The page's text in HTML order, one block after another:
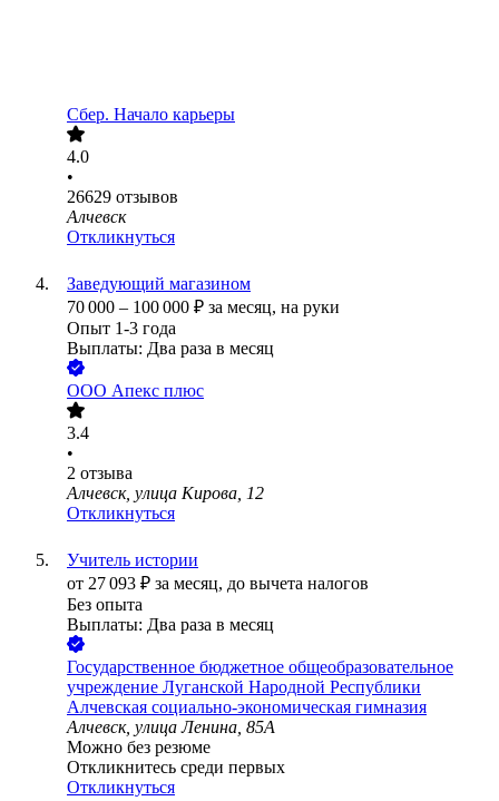
Сбер. Начало карьеры
4.0
•
26629 отзывов
Алчевск
Откликнуться
Заведующий магазином
70 000 – 100 000 ₽ за месяц, на руки
Опыт 1-3 года
Выплаты: Два раза в месяц
ООО Апекс плюс
3.4
•
2 отзыва
Алчевск, улица Кирова, 12
Откликнуться
Учитель истории
от 27 093 ₽ за месяц, до вычета налогов
Без опыта
Выплаты: Два раза в месяц
Государственное бюджетное общеобразовательное
учреждение Луганской Народной Республики
Алчевская социально-экономическая гимназия
Алчевск, улица Ленина, 85А
Можно без резюме
Откликнитесь среди первых
Откликнуться